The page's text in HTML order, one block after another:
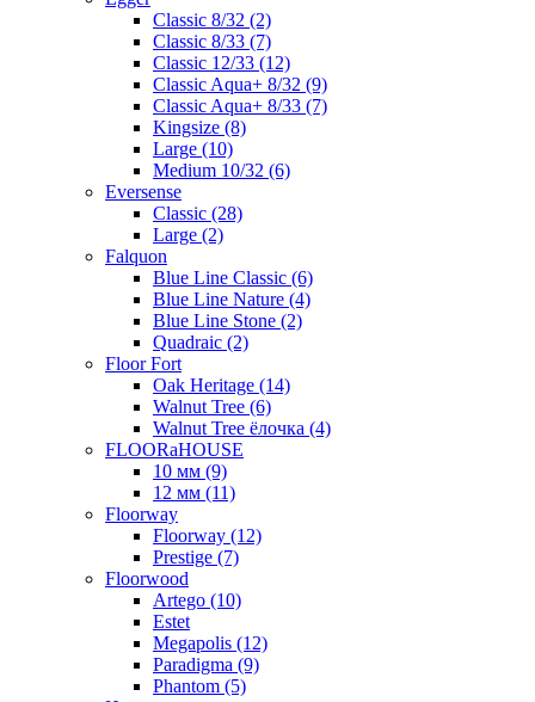
Classic 8/32 (2)
Classic 8/33 (7)
Classic 12/33 (12)
Classic Aqua+ 8/32 (9)
Classic Aqua+ 8/33 (7)
Kingsize (8)
Large (10)
Medium 10/32 (6)
Eversense
Classic (28)
Large (2)
Falquon
Blue Line Classic (6)
Blue Line Nature (4)
Blue Line Stone (2)
Quadraic (2)
Floor Fort
Oak Heritage (14)
Walnut Tree (6)
Walnut Tree ёлочка (4)
FLOORaHOUSE
10 мм (9)
12 мм (11)
Floorway
Floorway (12)
Prestige (7)
Floorwood
Artego (10)
Estet
Megapolis (12)
Paradigma (9)
Phantom (5)